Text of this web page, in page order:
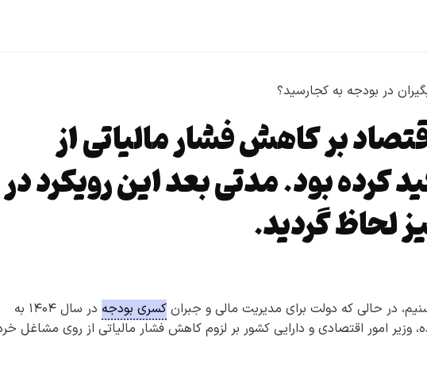
بر کاهش فشار مالیاتی از
کرده بود. مدتی بعد این رویکرد در
لحاظ گردید.
در حالی که دولت برای مدیریت مالی و جبران کسری بودجه
در سال ۱۴۰۴ به
امور اقتصادی و دارایی کشور بر لزوم کاهش فشار مالیاتی از روی مشاغل